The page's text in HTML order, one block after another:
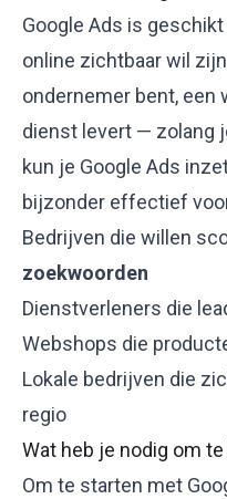
Google Ads is
online zichtbaar wil
ondernemer bent, een
dienst levert — zolang
kun je Google Ads
bijzonder effectief
Bedrijven die willen
zoekwoorden
Dienstverleners die
Webshops die
Lokale bedrijven die
regio
Wat heb je nodig om
Om te starten met